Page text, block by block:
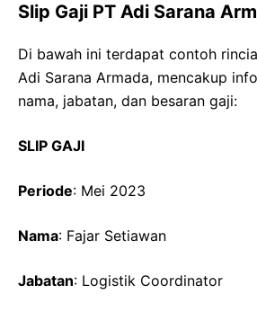
Slip Gaji PT Adi Sarana
Di bawah ini terdapat contoh
Adi Sarana Armada, mencakup
nama, jabatan, dan besaran gaji:
SLIP GAJI
Periode: Mei 2023
Nama: Fajar Setiawan
Jabatan: Logistik Coordinator